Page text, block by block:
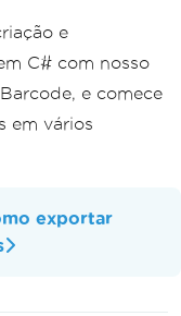
e
C# com nosso
e comece
em vários
exportar